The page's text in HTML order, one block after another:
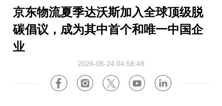
● 跨境小包
FBW
解决方案
全球履约网络
联系我们
商家中心
商家工作台
关于我们
京东物流夏季达沃斯加入全球顶级脱
碳倡议，成为其中首个和唯一中国企
业
2026-06-24 04:58:48